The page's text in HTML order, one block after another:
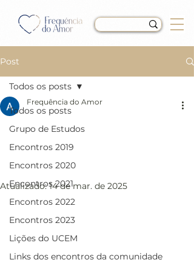
Post
Todos os posts
Grupo de Estudos
Encontros 2019
Encontros 2020
Encontros 2021
Encontros 2022
Encontros 2023
Lições do UCEM
Links dos encontros da comunidade
Todos os posts
LIÇÃO 111 do Livro de
Exercícios de “Um Curso
em Milagres” (UCEM)
Frequência do Amor
Atualizado:14 de mar. de 2025